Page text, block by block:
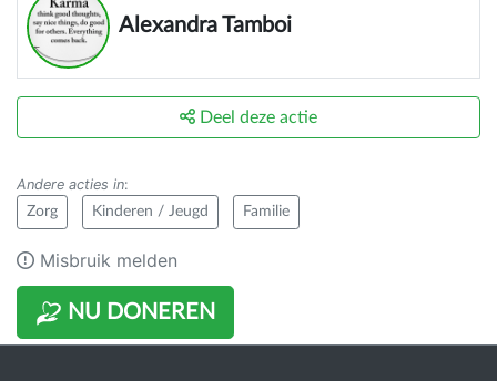
Alexandra Tamboi
NU DONEREN
Deel deze actie
Andere acties in:
Zorg Kinderen / Jeugd Familie
Misbruik melden